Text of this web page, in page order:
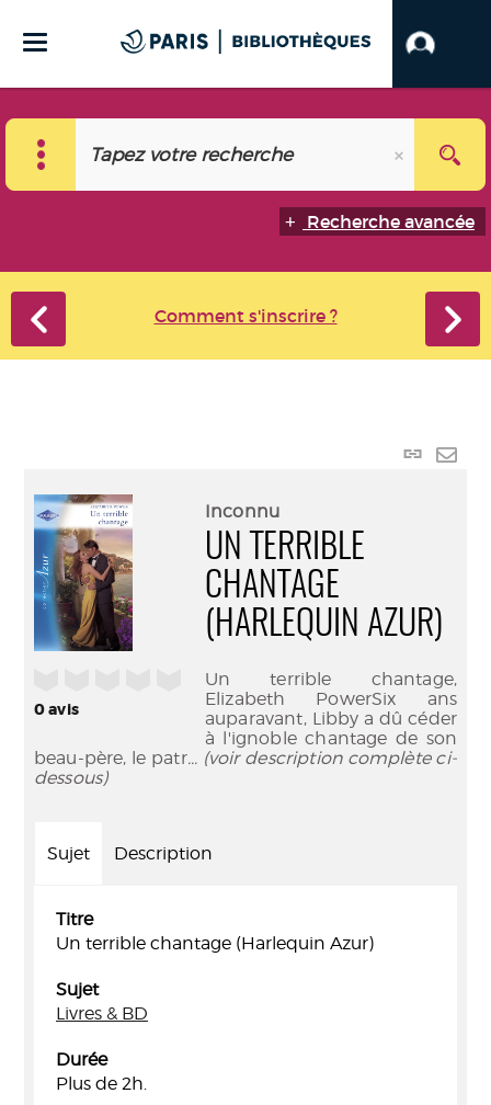
Recherche avancée
Comment s'inscrire ?
Lien
0avis
Inconnu
UN TERRIBLE
CHANTAGE
(HARLEQUIN AZUR)
Un terrible chantage,
Elizabeth PowerSix ans
auparavant, Libby a dû céder
à l'ignoble chantage de son
beau-père, le patr... (voir description complète ci-
dessous)
Sujet Description
Titre
Un terrible chantage (Harlequin Azur)
Sujet
Livres & BD
Durée
Plus de 2h.